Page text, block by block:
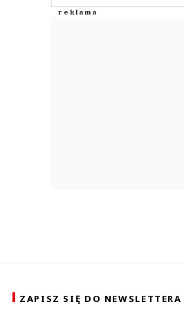
ZAPISZ SIĘ DO NEWSLETTERA